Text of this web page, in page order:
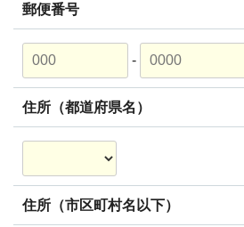
郵便番号
-
住所（都道府県名）
住所（市区町村名以下）